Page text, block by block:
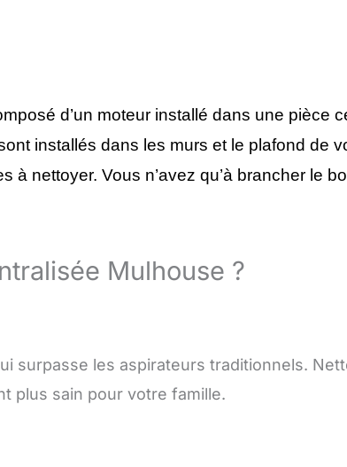
d’un moteur installé dans une pièce
installés dans les murs et le plafond de
nettoyer. Vous n’avez qu’à brancher le
Mulhouse ?
surpasse les aspirateurs traditionnels.
plus sain pour votre famille.